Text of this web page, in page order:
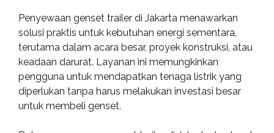
Penyewaan genset trailer di Jakarta menawarkan
solusi praktis untuk kebutuhan energi sementara,
terutama dalam acara besar, proyek konstruksi, atau
keadaan darurat. Layanan ini memungkinkan
pengguna untuk mendapatkan tenaga listrik yang
diperlukan tanpa harus melakukan investasi besar
untuk membeli genset.